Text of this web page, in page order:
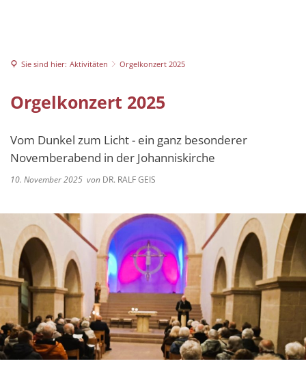
Benefizkonzert 2025
Buchvorstellung mit
Weihnachtskrippe in
Tag des offenen
Johannesplakette 2024
Johannesfest 2024
Benefizkonzert 2024
Tag des offenen
Mitglied werden
Sie sind hier: Aktivitäten Orgelkonzert 2025
Orgelkonzert 2025
Vom Dunkel zum Licht - ein ganz besonderer
Novemberabend in der Johanniskirche
10. November 2025 von DR. RALF GEIS